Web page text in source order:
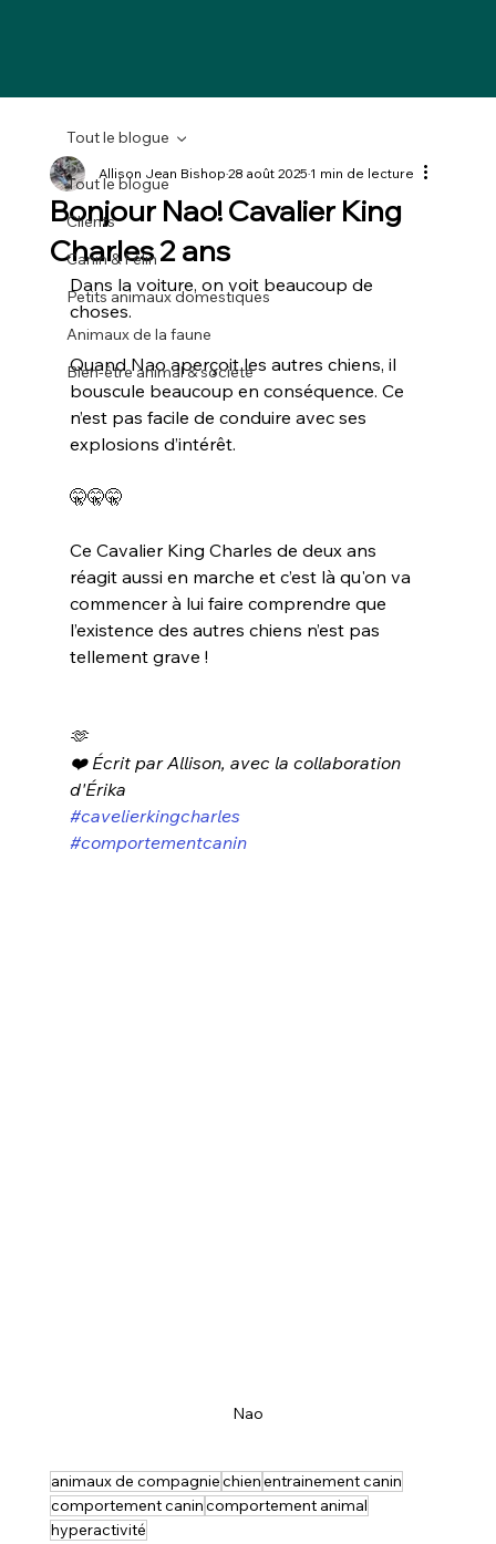
Tout le blogue
Clients
Canin & Félin
Petits animaux domestiques
Animaux de la faune
Bien-être animal & société
Tout le blogue
Bonjour Nao! Cavalier King
Charles 2 ans
Allison Jean Bishop28 août 20251 min de lecture
Dans la voiture, on voit beaucoup de
choses.
Quand Nao aperçoit les autres chiens, il
bouscule beaucoup en conséquence. Ce
n’est pas facile de conduire avec ses
explosions d’intérêt.
🤫🤫🤫
Ce Cavalier King Charles de deux ans
réagit aussi en marche et c’est là qu'on va
commencer à lui faire comprendre que
l’existence des autres chiens n’est pas
tellement grave !
🫶
❤️ Écrit par Allison, avec la collaboration
d'Érika
#cavelierkingcharles
#comportementcanin
Nao
animaux de compagniechienentrainement canin
comportement canincomportement animal
hyperactivité